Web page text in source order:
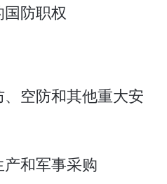
防职权
空防和其他重大安
和军事采购